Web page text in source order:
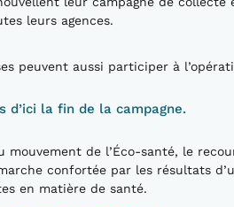
leurs agences.
peuvent aussi participer à
d’ici la fin de la campagne.
mouvement de l’Éco-santé, le
confortée par les résultats
en matière de santé.